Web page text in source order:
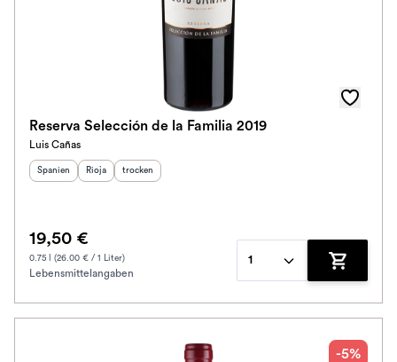
Reserva Selección de la Familia 2019
Luis Cañas
Herkunftsland:
Spanien Herkunftsregion:
Rioja Geschmack
trocken
19,50 €
0.75 l (26.00 € / 1 Liter)
Lebensmittelangaben
1
Zum
-5%